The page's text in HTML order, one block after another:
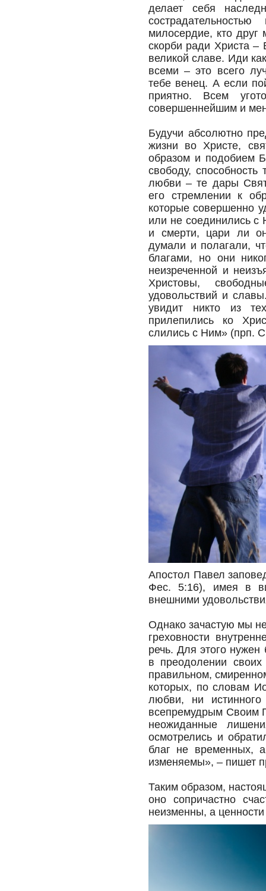
делает себя
милосердие, кто друг
скорби ради Христа –
великой славе. Иди
всеми – это всего
тебе венец. А если
приятно. Всем
совершеннейшим и
Будучи абсолютно
жизни во Христе,
образом и подобием
свободу, способность
любви – те дары
его стремлении к
которые совершенно
или не соединились с
и смерти, цари ли
думали и полагали,
благами, но они
неизреченной и
Христовы,
удовольствий и
увидит никто из
прилепились ко
слились с Ним» (прп.
Апостол Павел
Фес. 5:16), имея в
внешними
Однако зачастую мы
греховности
речь. Для этого
в преодолении своих
правильном,
которых, по словам
любви, ни истинного
всепремудрым Своим
неожиданные
осмотрелись и
благ не временных,
изменяемы», – пишет
Таким образом,
оно сопричастно
неизменны, а